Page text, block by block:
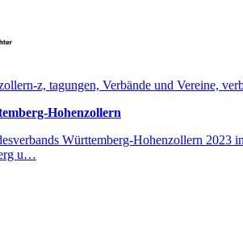
z, tagungen, Verbände und Vereine,
Hohenzollern
Württemberg-Hohenzollern
u…